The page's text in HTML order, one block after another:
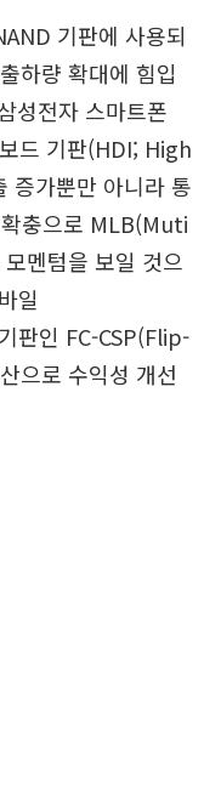
기판에 사용되
하량 확대에 힘입
성전자 스마트폰
드 기판(HDI; High
가뿐만 아니라 통
충으로 MLB(Muti
멘텀을 보일 것으
일
인 FC-CSP(Flip-
으로 수익성 개선